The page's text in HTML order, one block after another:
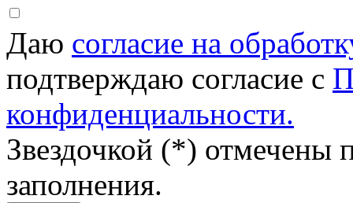
Даю согласие на
подтверждаю согласие с
конфиденциальности.
Звездочкой (*) отмечены
заполнения.